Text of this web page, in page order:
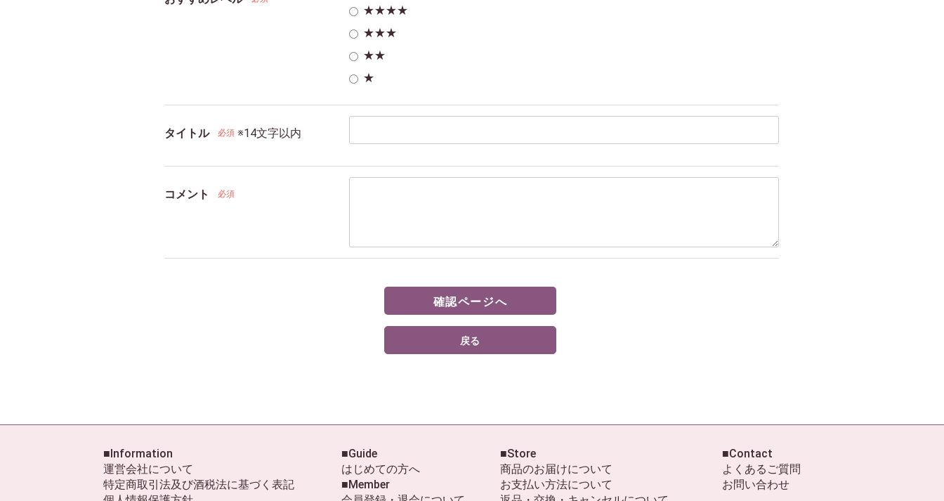
★★★★
★★★
★★
★
タイトル 必須 ※14文字以内
コメント 必須
確認ページへ
戻る
■Information
運営会社について
特定商取引法及び酒税法に基づく表記
■Guide
はじめての方へ
■Member
■Store
商品のお届けについて
お支払い方法について
■Contact
よくあるご質問
お問い合わせ